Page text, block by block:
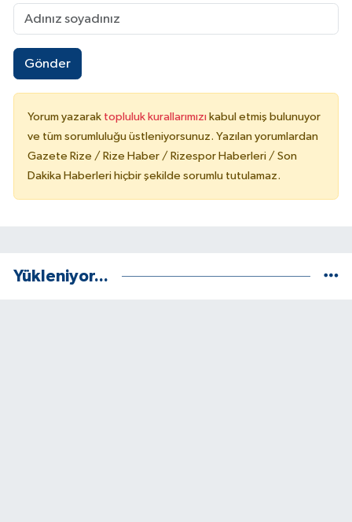
Gönder
Yorum yazarak topluluk kurallarımızı kabul etmiş bulunuyor
ve tüm sorumluluğu üstleniyorsunuz. Yazılan yorumlardan
Gazete Rize / Rize Haber / Rizespor Haberleri / Son
Dakika Haberleri hiçbir şekilde sorumlu tutulamaz.
Yükleniyor...